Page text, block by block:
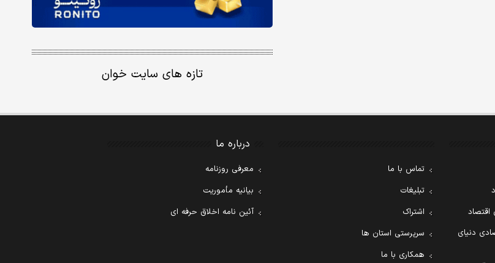
تازه های سایت خوان
اقتصاد
دنیای
تماس با ما
تبلیغات
اشتراک
سرپرستی استان ها
همکاری با ما
درباره ما
معرفی روزنامه
بیانیه مأموریت
آئین نامه اخلاق حرفه ای